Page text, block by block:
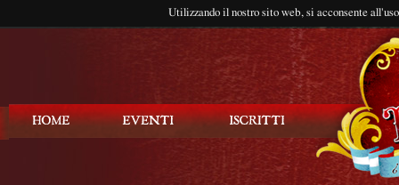
Utilizzando il nostro sito web, si acconsente